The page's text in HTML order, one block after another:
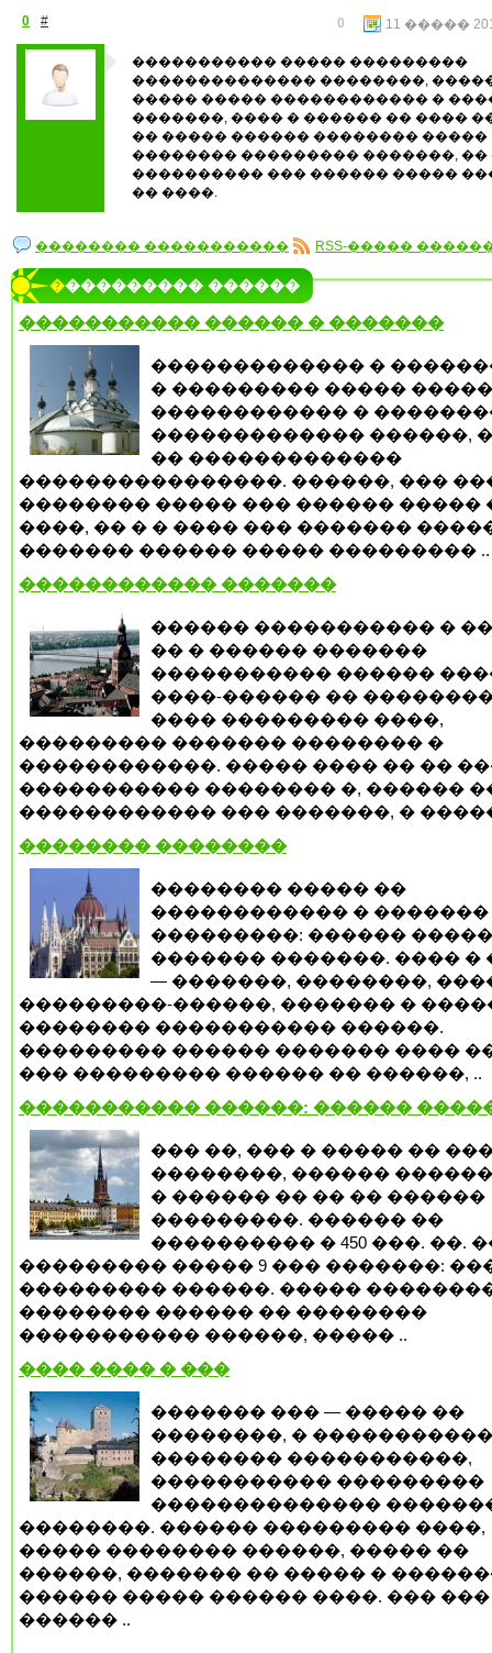
0 # 11 �����
0
����������� ����� ���������
�������������� ��������,
����� ����� ������������ �
�������, ���� � ������ �� ����
�� ����� ������ �������� �����
�������� ��������� �������, ��
���������� ��� ������ �����
�� ����.
�������� ����������� RSS-�����
���������� ������
����������� ������ � �������
������������� �
� ��������� �����
������������ �
������������� ������,
�� �������������
����������������. ������, ���
�������� ����� ��� ������ �����
����, �� � � ���� ��� �������
������� ������ ����� ��������� ..
������������ �������
������ ����������� �
�� � ������ �������
����������� ������
����-������ ��
���� ��������� ����,
��������� ������� �������� �
������������. ����� ���� �� ��
����������� �������� �, ������
������������ ��� �������, �
�������� ��������
�������� ����� ��
������������ � �������
���������: ������
������� �������. ���� �
— �������, ��������,
���������-������, ������� �
�������� ����������� ������.
��������� ������ ������� ����
��� ��������� ������ �� ������, ..
����������� ������: ������
��� ��, ��� � ����� ��
��������, ������
� ������ �� �� �� ������
���������. ������ ��
���������� � 450 ���. ��.
��������� ����� 9 ��� �������:
��������� ������. �����
�������� ������ �� ��������
����������� ������, ����� ..
���� ���� � ���
������� ��� — ����� ��
��������, � �����������
�������� �����������,
����������� ���������
��������������
��������. ������ ��������� ����,
����� �������� ������, ����� ��
������, ������� �� ����� �
������ ����� ������ ����. ��� ���
������ ..